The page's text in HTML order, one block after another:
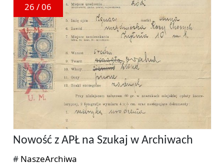
26 / 06
Nowość z APŁ na Szukaj w Archiwach
# NaszeArchiwa